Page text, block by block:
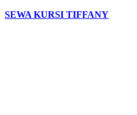
SEWA KURSI TIFFANY